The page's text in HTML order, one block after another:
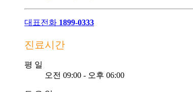
대표전화 1899-0333
진료시간
평 일
오전 09:00 - 오후 06:00